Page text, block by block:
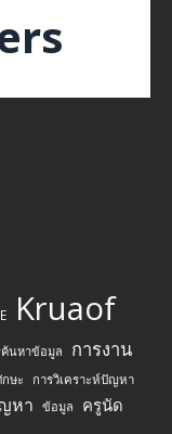
Kruaof
ค้นหาข้อมูล
การงาน
ษะ การวิเคราะห์ปัญหา
หา ข้อมูล ครูนัด